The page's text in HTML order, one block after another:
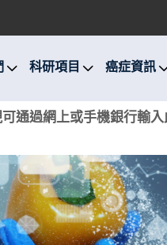
科研項目 癌症資訊
通過網上或手機銀行輸